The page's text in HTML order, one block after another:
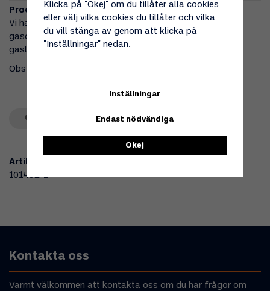
Produktbeskrivning:
Vi har satt samman ett
gasolkaminen Miniflame, tillsammans med regulatorset,
gaslarm och en campingflaska 2012.
Obs. flaskan levereras tom.
Spara som favorit
Artikelnummer:
101492-1
Kontakta oss
Varmt välkommen att kontakta oss om du har frågor om
Klicka på "Okej" om du tillåter alla cookies
eller välj vilka cookies du tillåter och vilka
du vill stänga av genom att klicka på
"Inställningar" nedan.
Inställningar
Endast nödvändiga
Okej